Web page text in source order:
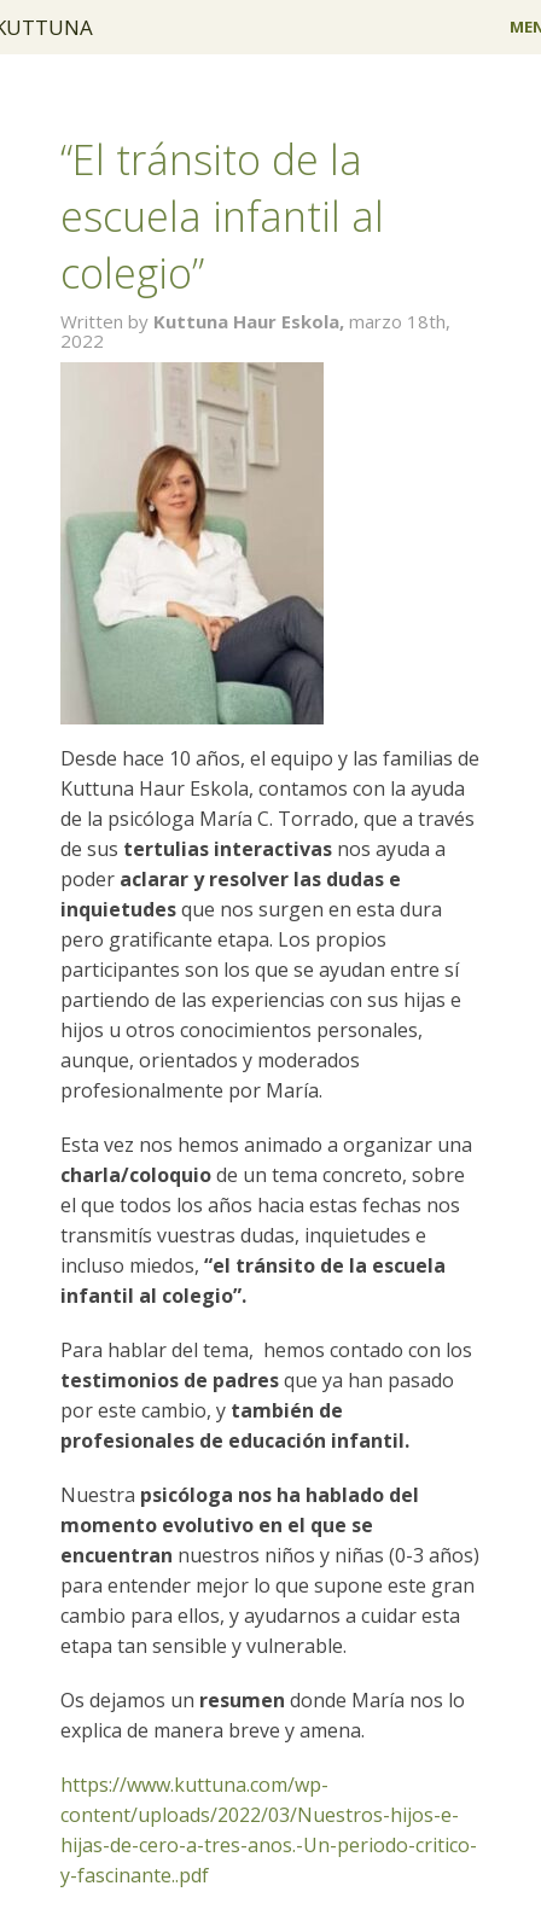
INSTALACIONES
“El tránsito de la
escuela infantil al
colegio”
Written by Kuttuna Haur Eskola, marzo 18th,
2022
Desde hace 10 años, el equipo y las familias de
Kuttuna Haur Eskola, contamos con la ayuda
de la psicóloga María C. Torrado, que a través
de sus tertulias interactivas nos ayuda a
poder aclarar y resolver las dudas e
inquietudesque nos surgen en esta dura
pero gratificante etapa. Los propios
participantes son los que se ayudan entre sí
partiendo de las experiencias con sus hijas e
hijos u otros conocimientos personales,
aunque, orientados y moderados
profesionalmente por María.
Esta vez nos hemos animado a organizar una
charla/coloquiode un tema concreto, sobre
el que todos los años hacia estas fechas nos
transmitís vuestras dudas, inquietudes e
incluso miedos, “el tránsito de la escuela
infantil al colegio”.
Para hablar del tema, hemos contado con los
testimonios de padresque ya han pasado
por este cambio, y también de
profesionales de educación infantil.
Nuestra psicóloga nos ha hablado del
momento evolutivo en el que se
encuentran nuestros niños y niñas (0-3 años)
para entender mejor lo que supone este gran
cambio para ellos, y ayudarnos a cuidar esta
etapa tan sensible y vulnerable.
Os dejamos un resumen donde María nos lo
explica de manera breve y amena.
https://www.kuttuna.com/wp-
content/uploads/2022/03/Nuestros-hijos-e-
hijas-de-cero-a-tres-anos.-Un-periodo-critico-
y-fascinante..pdf